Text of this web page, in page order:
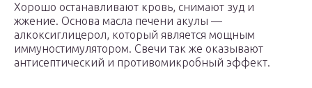
Хорошо останавливают кровь, снимают зуд и
жжение. Основа масла печени акулы —
алкоксиглицерол, который является мощным
иммуностимулятором. Свечи так же оказывают
антисептический и противомикробный эффект.